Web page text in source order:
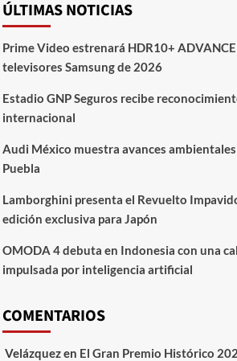
ÚLTIMAS NOTICIAS
Prime Video estrenará HDR10+
televisores Samsung de 2026
Estadio GNP Seguros recibe
internacional
Audi México muestra avances
Puebla
Lamborghini presenta el Revuelto
edición exclusiva para Japón
OMODA 4 debuta en Indonesia con una
impulsada por inteligencia artificial
COMENTARIOS
Velázquezen El Gran Premio Histórico